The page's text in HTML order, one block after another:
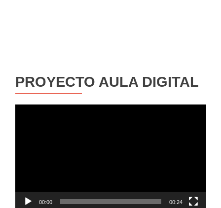
PROYECTO AULA DIGITAL
00:00 00:24